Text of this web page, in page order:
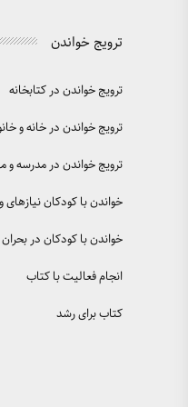
ترویج خواندن
ترویج خواندن در کتابخانه
ترویج خواندن در خانه و
ترویج خواندن در مدرسه
خواندن با کودکان نیازهای
خواندن با کودکان در
انجام فعالیت با کتاب
کتاب برای رشد